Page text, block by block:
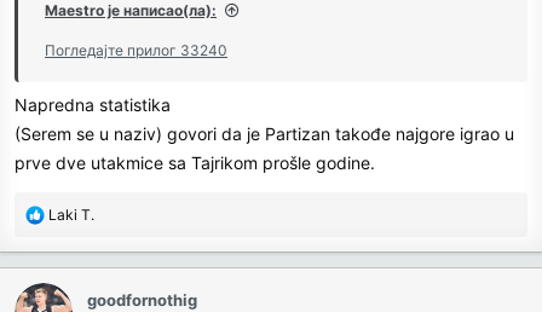
Maestro је написао(ла):
Погледајте прилог 33240
Napredna statistika
(Serem se u naziv) govori da je Partizan takođe najgore igrao u
prve dve utakmice sa Tajrikom prošle godine.
R
c
t
Laki T.
goodfornothig